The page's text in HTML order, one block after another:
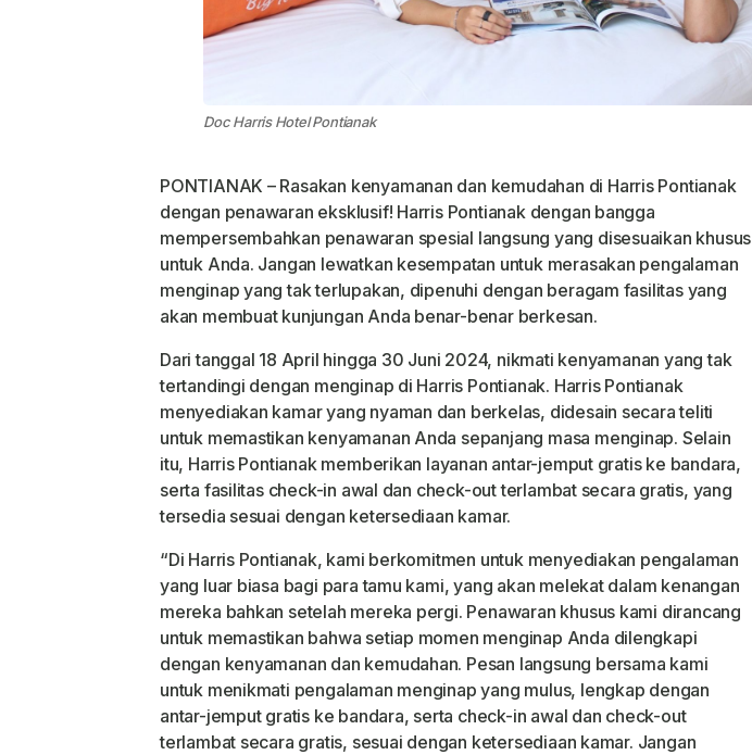
Doc Harris Hotel Pontianak
PONTIANAK – Rasakan kenyamanan dan kemudahan di Harris Pontianak
dengan penawaran eksklusif! Harris Pontianak dengan bangga
mempersembahkan penawaran spesial langsung yang disesuaikan khusus
untuk Anda. Jangan lewatkan kesempatan untuk merasakan pengalaman
menginap yang tak terlupakan, dipenuhi dengan beragam fasilitas yang
akan membuat kunjungan Anda benar-benar berkesan.
Dari tanggal 18 April hingga 30 Juni 2024, nikmati kenyamanan yang tak
tertandingi dengan menginap di Harris Pontianak. Harris Pontianak
menyediakan kamar yang nyaman dan berkelas, didesain secara teliti
untuk memastikan kenyamanan Anda sepanjang masa menginap. Selain
itu, Harris Pontianak memberikan layanan antar-jemput gratis ke bandara,
serta fasilitas check-in awal dan check-out terlambat secara gratis, yang
tersedia sesuai dengan ketersediaan kamar.
“Di Harris Pontianak, kami berkomitmen untuk menyediakan pengalaman
yang luar biasa bagi para tamu kami, yang akan melekat dalam kenangan
mereka bahkan setelah mereka pergi. Penawaran khusus kami dirancang
untuk memastikan bahwa setiap momen menginap Anda dilengkapi
dengan kenyamanan dan kemudahan. Pesan langsung bersama kami
untuk menikmati pengalaman menginap yang mulus, lengkap dengan
antar-jemput gratis ke bandara, serta check-in awal dan check-out
terlambat secara gratis, sesuai dengan ketersediaan kamar. Jangan